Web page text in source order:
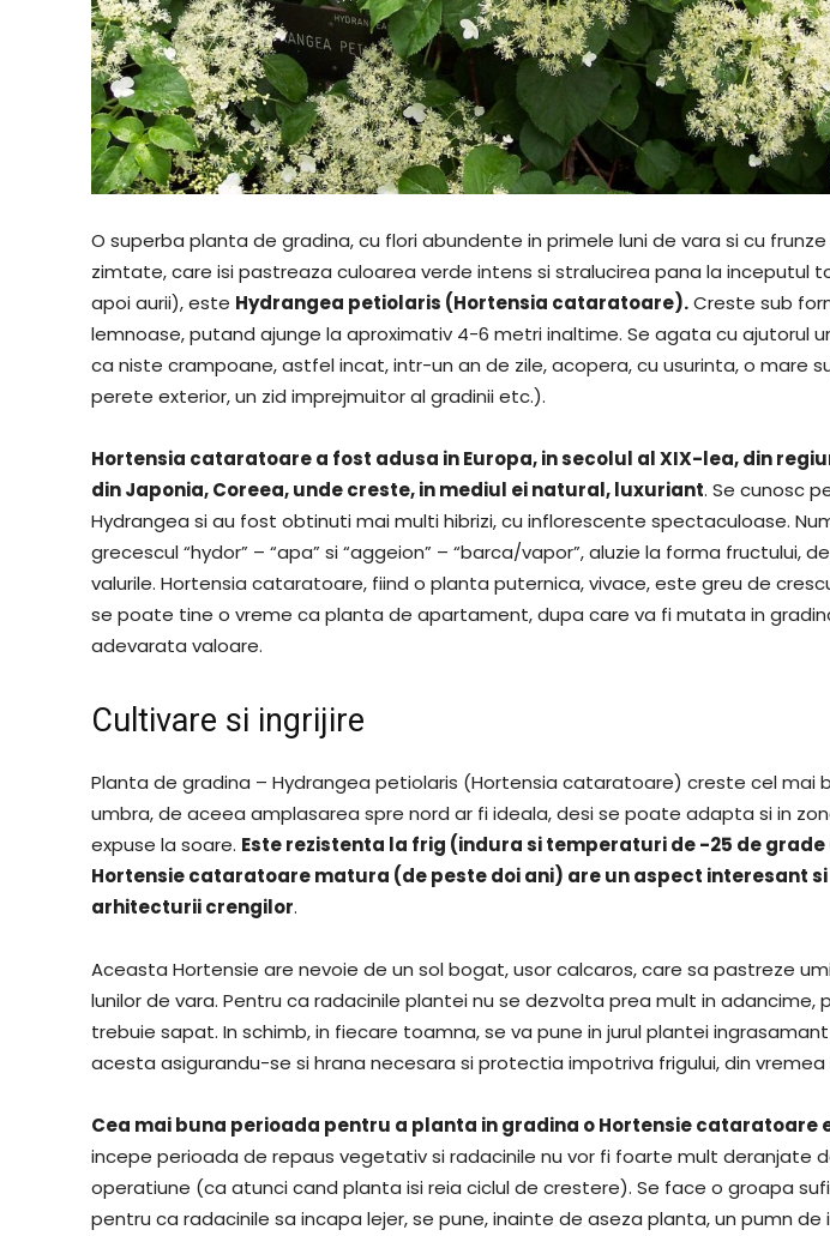
O superba planta de gradina, cu flori abundente in primele luni de vara si cu
zimtate, care isi pastreaza culoarea verde intens si stralucirea pana la inceputul
apoi aurii), este Hydrangea petiolaris (Hortensia cataratoare).Creste sub
lemnoase, putand ajunge la aproximativ 4-6 metri inaltime. Se agata cu ajutorul
ca niste crampoane, astfel incat, intr-un an de zile, acopera, cu usurinta, o mare
perete exterior, un zid imprejmuitor al gradinii etc.).
Hortensia cataratoare a fost adusa in Europa, in secolul al XIX-lea, din
din Japonia, Coreea, unde creste, in mediul ei natural, luxuriant. Se cunosc
Hydrangea si au fost obtinuti mai multi hibrizi, cu inflorescente spectaculoase.
grecescul “hydor” – “apa” si “aggeion” – “barca/vapor”, aluzie la forma fructului,
valurile. Hortensia cataratoare, fiind o planta puternica, vivace, este greu de
se poate tine o vreme ca planta de apartament, dupa care va fi mutata in
adevarata valoare.
Cultivare si ingrijire
Planta de gradina – Hydrangea petiolaris (Hortensia cataratoare) creste cel mai
umbra, de aceea amplasarea spre nord ar fi ideala, desi se poate adapta si in
expuse la soare. Este rezistenta la frig (indura si temperaturi de -25 de grade
Hortensie cataratoare matura (de peste doi ani) are un aspect interesant
arhitecturii crengilor.
Aceasta Hortensie are nevoie de un sol bogat, usor calcaros, care sa pastreze
lunilor de vara. Pentru ca radacinile plantei nu se dezvolta prea mult in adancime,
trebuie sapat. In schimb, in fiecare toamna, se va pune in jurul plantei
acesta asigurandu-se si hrana necesara si protectia impotriva frigului, din vremea
Cea mai buna perioada pentru a planta in gradina o Hortensie cataratoare
incepe perioada de repaus vegetativ si radacinile nu vor fi foarte mult deranjate
operatiune (ca atunci cand planta isi reia ciclul de crestere). Se face o groapa
pentru ca radacinile sa incapa lejer, se pune, inainte de aseza planta, un pumn